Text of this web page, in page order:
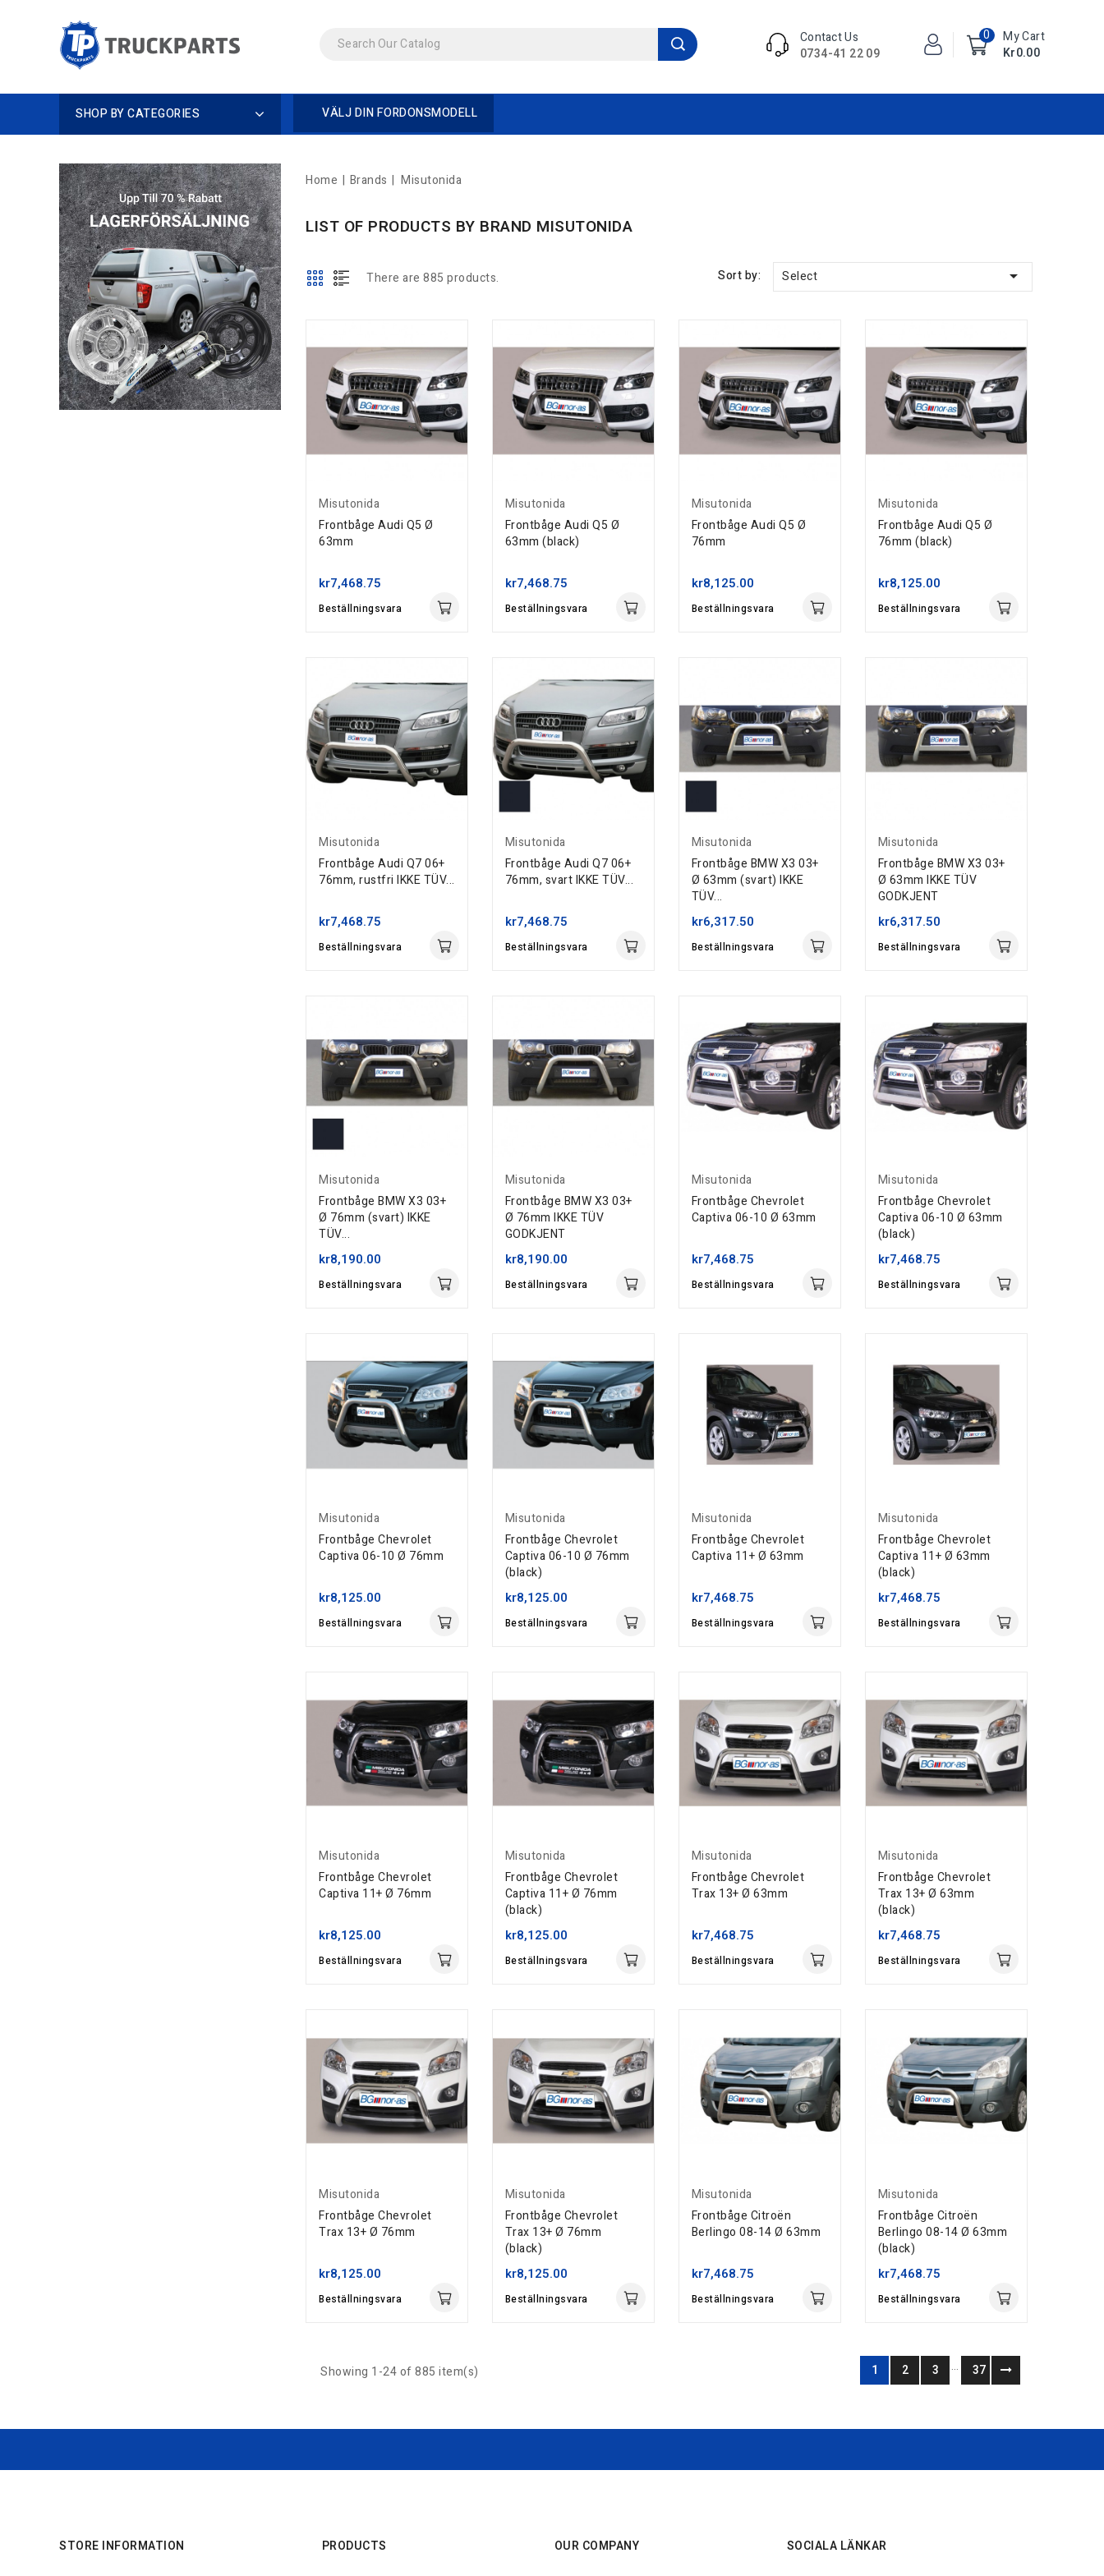
My Cart
0
Kr0.00
Contact Us
0734-41 22 09
SHOP BY CATEGORIES VÄLJ DIN FORDONSMODELL
Home Brands Misutonida
LIST OF PRODUCTS BY BRAND MISUTONIDA
There are 885 products. Sort by: Select 
Misutonida
Frontbåge Audi Q5 Ø
63mm
kr7,468.75
Beställningsvara
Misutonida
Frontbåge Audi Q5 Ø
63mm (black)
kr7,468.75
Beställningsvara
Misutonida
Frontbåge Audi Q5 Ø
76mm
kr8,125.00
Beställningsvara
Misutonida
Frontbåge Audi Q5 Ø
76mm (black)
kr8,125.00
Beställningsvara
Misutonida
Frontbåge Audi Q7 06+
76mm, rustfri IKKE TÜV...
kr7,468.75
Beställningsvara
Misutonida
Frontbåge Audi Q7 06+
76mm, svart IKKE TÜV...
kr7,468.75
Beställningsvara
Misutonida
Frontbåge BMW X3 03+
Ø 63mm (svart) IKKE
TÜV...
kr6,317.50
Beställningsvara
Misutonida
Frontbåge BMW X3 03+
Ø 63mm IKKE TÜV
GODKJENT
kr6,317.50
Beställningsvara
Misutonida
Frontbåge BMW X3 03+
Ø 76mm (svart) IKKE
TÜV...
kr8,190.00
Beställningsvara
Misutonida
Frontbåge BMW X3 03+
Ø 76mm IKKE TÜV
GODKJENT
kr8,190.00
Beställningsvara
Misutonida
Frontbåge Chevrolet
Captiva 06-10 Ø 63mm
kr7,468.75
Beställningsvara
Misutonida
Frontbåge Chevrolet
Captiva 06-10 Ø 63mm
(black)
kr7,468.75
Beställningsvara
Misutonida
Frontbåge Chevrolet
Captiva 06-10 Ø 76mm
kr8,125.00
Beställningsvara
Misutonida
Frontbåge Chevrolet
Captiva 06-10 Ø 76mm
(black)
kr8,125.00
Beställningsvara
Misutonida
Frontbåge Chevrolet
Captiva 11+ Ø 63mm
kr7,468.75
Beställningsvara
Misutonida
Frontbåge Chevrolet
Captiva 11+ Ø 63mm
(black)
kr7,468.75
Beställningsvara
Misutonida
Frontbåge Chevrolet
Captiva 11+ Ø 76mm
kr8,125.00
Beställningsvara
Misutonida
Frontbåge Chevrolet
Captiva 11+ Ø 76mm
(black)
kr8,125.00
Beställningsvara
Misutonida
Frontbåge Chevrolet
Trax 13+ Ø 63mm
kr7,468.75
Beställningsvara
Misutonida
Frontbåge Chevrolet
Trax 13+ Ø 63mm
(black)
kr7,468.75
Beställningsvara
Misutonida
Frontbåge Chevrolet
Trax 13+ Ø 76mm
kr8,125.00
Beställningsvara
Misutonida
Frontbåge Chevrolet
Trax 13+ Ø 76mm
(black)
kr8,125.00
Beställningsvara
Misutonida
Frontbåge Citroën
Berlingo 08-14 Ø 63mm
kr7,468.75
Beställningsvara
Misutonida
Frontbåge Citroën
Berlingo 08-14 Ø 63mm
(black)
kr7,468.75
Beställningsvara
Showing 1-24 of 885 item(s) 1 2 3 … 37
STORE INFORMATION PRODUCTS OUR COMPANY SOCIALA LÄNKAR